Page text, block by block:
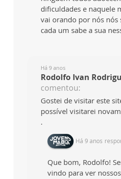
dificuldades e naquele
vai orando por nós nós
cada um sabe a sua
Há 9 anos
Rodolfo Ivan
comentou:
Gostei de visitar este
possível visitarei
.
Há 9 anos
Que bom, Rodolfo!
vindo para ver